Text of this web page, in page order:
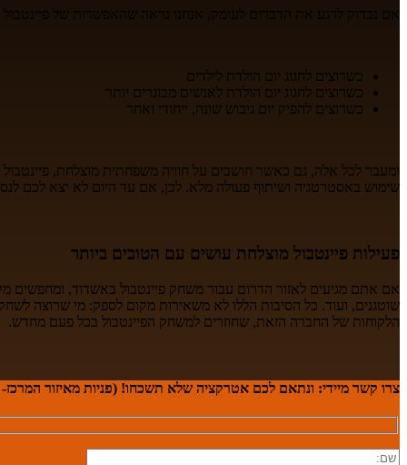
אם נבדוק לרגע את הדברים לעומק, אנחנו נראה שהאפשרות של
כשרוצים לחגוג יום הולדת לילדים
כשרוצים לחגוג יום הולדת לאנשים מבוגרים יותר
כשרוצים להפיק יום גיבוש שונה, ייחודי ואחר
ומעבר לכל אלה, גם כאשר חושבים על חוויה משפחתית מוצלחת,
שימוש באסטרטגיה ושיתוף פעולה מלא. לכן, אם עד היום לא יצא לכם
פעילות פיינטבול מוצלחת עושים עם הטובים ביותר
אם אתם מגיעים לאזור הדרום עבור משחק פיינטבול באשדוד, ומחפשים
הלקוחות של החברה הזאת, שחוזרים למשחק הפיינטבול בכל פעם מחדש.
צרו קשר מיידי: ונתאם לכם אטרקציה שלא תשכחו! (פניות מאיזור המרכז- לקבוצות מ-20